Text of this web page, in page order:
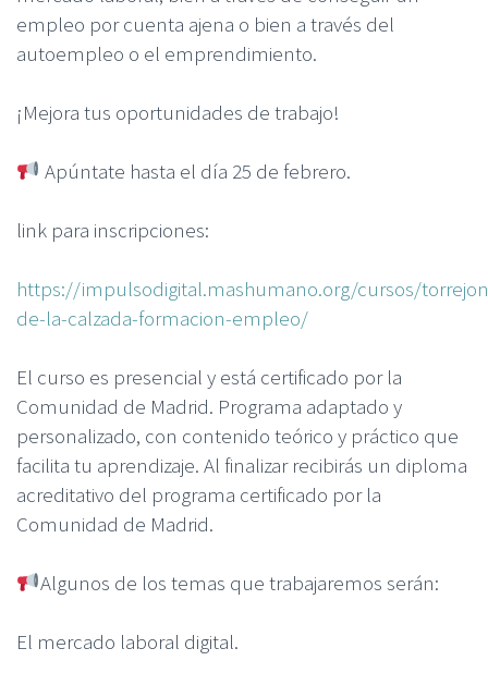
empleo por cuenta ajena o bien a través del
autoempleo o el emprendimiento.
¡Mejora tus oportunidades de trabajo!
Apúntate hasta el día 25 de febrero.
link para inscripciones:
https://impulsodigital.mashumano.org/cursos/
de-la-calzada-formacion-empleo/
El curso es presencial y está certificado por la
Comunidad de Madrid. Programa adaptado y
personalizado, con contenido teórico y práctico que
facilita tu aprendizaje. Al finalizar recibirás un diploma
acreditativo del programa certificado por la
Comunidad de Madrid.
Algunos de los temas que trabajaremos serán:
El mercado laboral digital.